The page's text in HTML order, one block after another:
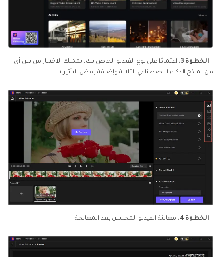
الخطوة 3.
اعتمادًا على نوع الفيديو الخاص بك، يمكنك الاختيار من بين أي
من نماذج الذكاء الاصطناعي الثلاثة وإضافة بعض التأثيرات.
الخطوة 4. معاينة الفيديو المحسن بعد المعالجة.